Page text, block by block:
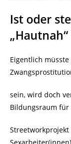
Ist oder
Eigentlich
sein, wird doch
Bildungsraum